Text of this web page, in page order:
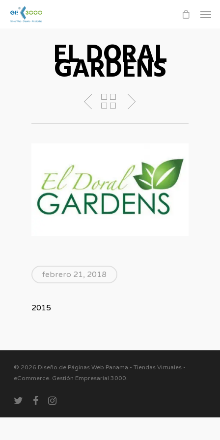
EL DORAL
GARDENS
febrero 21, 2018
2015
© 2026 Diseño de Páginas Web Panama - Tiendas Virtuales -
eCommerce. Gestión Empresarial 3000.